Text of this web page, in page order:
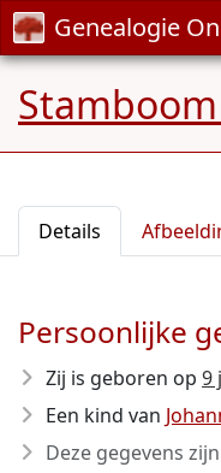
Genealogie
Details
Persoonlijke
Zij is geboren op 9
Een kind van
Deze gegevens